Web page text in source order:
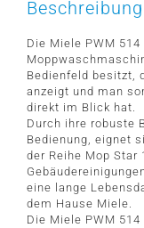
Beschreibung
Die Miele PWM
Bedienfeld besitzt,
anzeigt und man
direkt im Blick hat.
Durch ihre robuste
Bedienung, eignet
der Reihe Mop
eine lange
dem Hause Miele.
Die Miele PWM